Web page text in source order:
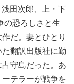
田次郎、上・下
の恐ろしさと生
だ。妻とひとり
翻訳出版社に勤
守島だった。あ
テラーが戦争を